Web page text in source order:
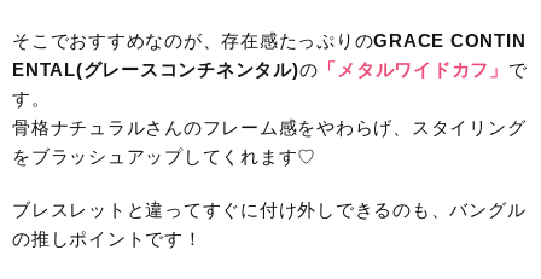
そこでおすすめなのが、存在感たっぷりのGRACE CONTIN
ENTAL(グレースコンチネンタル)の 「メタルワイドカフ」 で
す。
骨格ナチュラルさんのフレーム感をやわらげ、スタイリング
をブラッシュアップしてくれます♡
ブレスレットと違ってすぐに付け外しできるのも、バングル
の推しポイントです！